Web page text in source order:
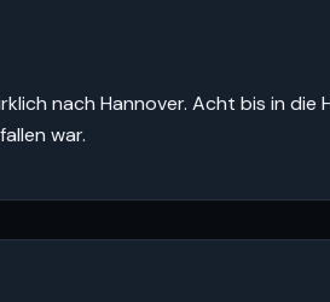
nach Hannover. Acht bis in
war.